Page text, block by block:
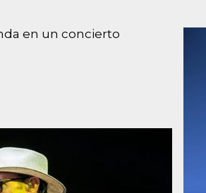
en un concierto